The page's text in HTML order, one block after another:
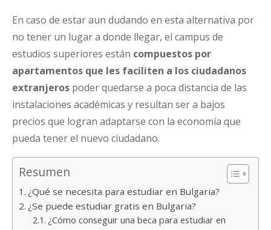
En caso de estar aun dudando en esta alternativa por
no tener un lugar a donde llegar, el campus de
estudios superiores están compuestos por
apartamentos que les faciliten a los ciudadanos
extranjeros poder quedarse a poca distancia de las
instalaciones académicas y resultan ser a bajos
precios que logran adaptarse con la economía que
pueda tener el nuevo ciudadano.
Resumen
¿Qué se necesita para estudiar en Bulgaria?
¿Se puede estudiar gratis en Bulgaria?
¿Cómo conseguir una beca para estudiar en